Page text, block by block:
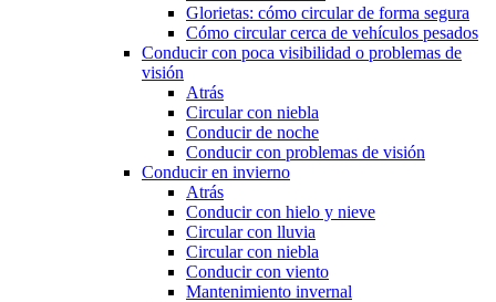
Glorietas: cómo circular de forma segura
Cómo circular cerca de vehículos pesados
Conducir con poca visibilidad o problemas de
visión
Atrás
Circular con niebla
Conducir de noche
Conducir con problemas de visión
Conducir en invierno
Atrás
Conducir con hielo y nieve
Circular con lluvia
Circular con niebla
Conducir con viento
Mantenimiento invernal